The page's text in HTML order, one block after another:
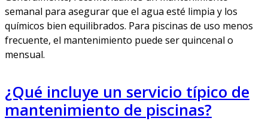
semanal para asegurar que el agua esté limpia y los
químicos bien equilibrados. Para piscinas de uso menos
frecuente, el mantenimiento puede ser quincenal o
mensual.
¿Qué incluye un servicio típico de
mantenimiento de piscinas?